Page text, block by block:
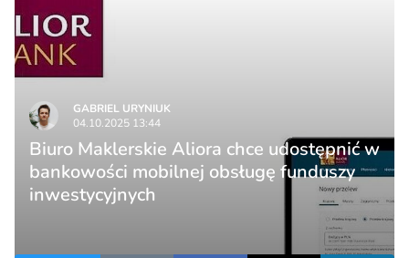
GABRIEL URYNIUK
04.10.2025 13:44
Biuro Maklerskie Aliora chce udostępnić w
bankowości mobilnej obsługę funduszy
inwestycyjnych